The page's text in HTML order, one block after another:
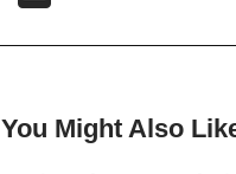
You Might Also